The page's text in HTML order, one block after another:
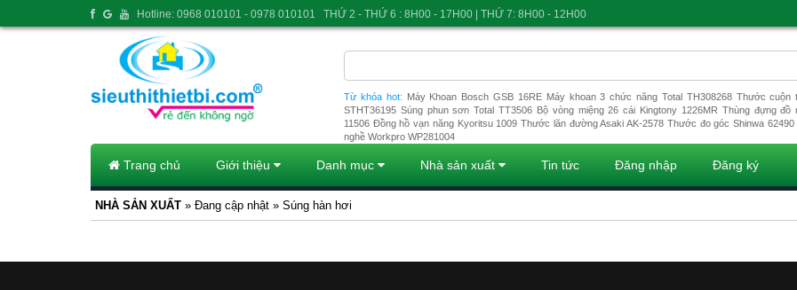
Từ khóa hot: Máy Khoan Bosch GSB 16RE Máy khoan 3 chức năng Total TH308268 Thước cuộn
STHT36195 Súng phun sơn Total TT3506 Bộ vòng miệng 26 cái Kingtony 1226MR Thùng đựng đồ
11506 Đồng hồ vạn năng Kyoritsu 1009 Thước lăn đường Asaki AK-2578 Thước đo góc Shinwa 62490
nghề Workpro WP281004
Trang chủ Giới thiệu Danh mục Nhà sản xuất Tin tức Đăng nhập Đăng ký
NHÀ SẢN XUẤT » Đang cập nhật » Súng hàn hơi
Hotline: 0968 010101 - 0978 010101 THỨ 2 - THỨ 6 : 8H00 - 17H00 | THỨ 7: 8H00 - 12H00